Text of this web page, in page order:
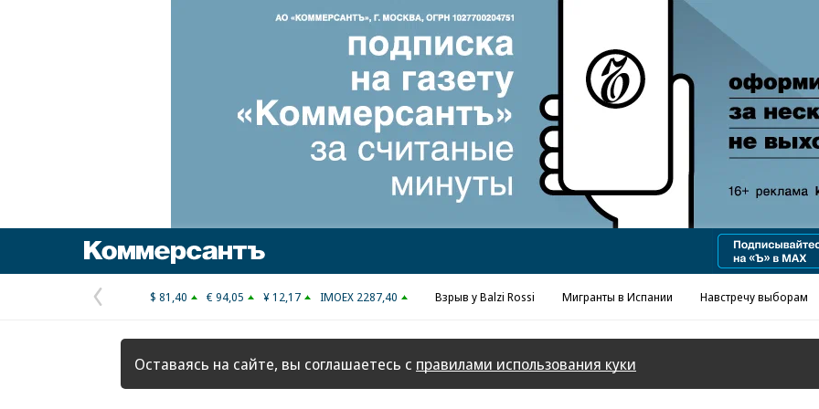
Реклама в «Ъ» www.kommersant.ru/ad
Предыдущая
страница
$ 81,40 € 94,05 ¥ 12,17 IMOEX 2287,40 Взрыв у Balzi Rossi Мигранты в Испании Навстречу выборам
Оставаясь на сайте, вы соглашаетесь с правилами использования куки